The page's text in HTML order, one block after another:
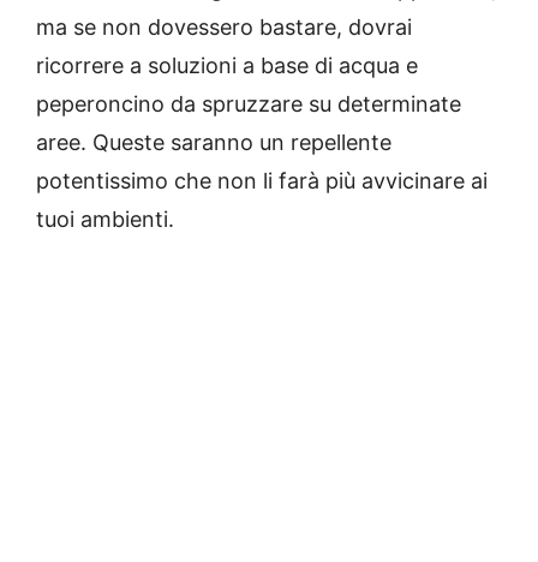
ma se non dovessero bastare, dovrai
ricorrere a soluzioni a base di acqua e
peperoncino da spruzzare su determinate
aree. Queste saranno un repellente
potentissimo che non li farà più avvicinare ai
tuoi ambienti.